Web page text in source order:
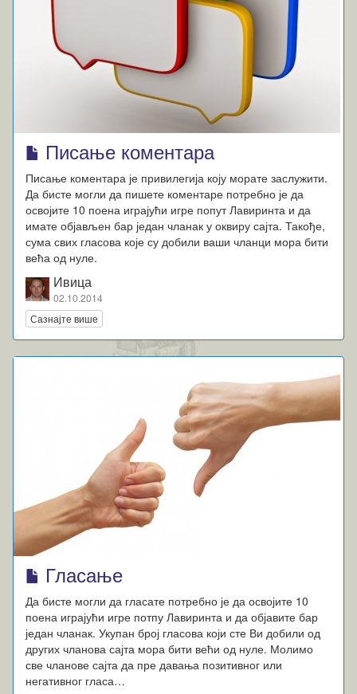
Писање коментара
Писање коментара је привилегија коју морате заслужити.
Да бисте могли да пишете коментаре потребно је да
освојите 10 поена играјући игре попут Лавиринта и да
имате објављен бар један чланак у оквиру сајта. Такође,
сума свих гласова које су добили ваши чланци мора бити
већа од нуле.
Ивица
02.10.2014
Сазнајте више
Гласање
Да бисте могли да гласате потребно је да освојите 10
поена играјући игре потпу Лавиринта и да објавите бар
један чланак. Укупан број гласова који сте Ви добили од
других чланова сајта мора бити већи од нуле. Молимо
све чланове сајта да пре давања позитивног или
негативног гласа…